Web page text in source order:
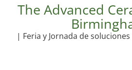
The Advanced
| Feria y Jornada de
Sectores de proveedor de